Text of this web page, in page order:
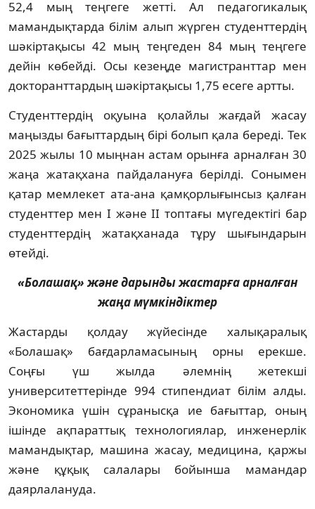
52,4 мың теңгеге жетті. Ал педагогикалық
мамандықтарда білім алып жүрген студенттердің
шәкіртақысы 42 мың теңгеден 84 мың теңгеге
дейін көбейді. Осы кезеңде магистранттар мен
докторанттардың шәкіртақысы 1,75 есеге артты.
Студенттердің оқуына қолайлы жағдай жасау
маңызды бағыттардың бірі болып қала береді. Тек
2025 жылы 10 мыңнан астам орынға арналған 30
жаңа жатақхана пайдалануға берілді. Сонымен
қатар мемлекет ата-ана қамқорлығынсыз қалған
студенттер мен I және II топтағы мүгедектігі бар
студенттердің жатақханада тұру шығындарын
өтейді.
«Болашақ» және дарынды жастарға арналған
жаңа мүмкіндіктер
Жастарды қолдау жүйесінде халықаралық
«Болашақ» бағдарламасының орны ерекше.
Соңғы үш жылда әлемнің жетекші
университеттерінде 994 стипендиат білім алды.
Экономика үшін сұранысқа ие бағыттар, оның
ішінде ақпараттық технологиялар, инженерлік
мамандықтар, машина жасау, медицина, қаржы
және құқық салалары бойынша мамандар
даярлалануда.